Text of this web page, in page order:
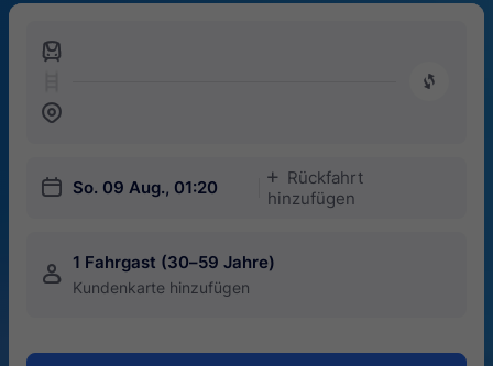
󱍉
󰿠
󱒣
󱎗 So. 09 Aug., 01:20
󱅇
Rückfahrt
hinzufügen
󱍂 1 Fahrgast (30–59 Jahre)
Kundenkarte hinzufügen